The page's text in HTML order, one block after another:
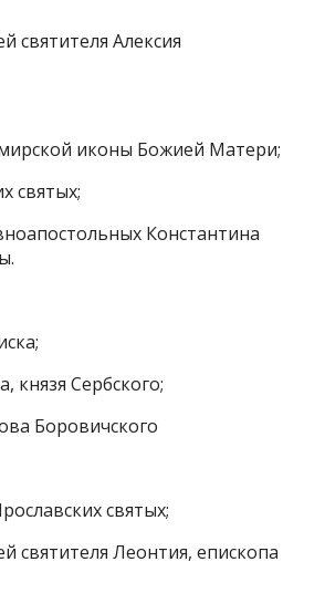
святителя Алексия
иконы Божией Матери;
святых;
Константина
князя Сербского;
Боровичского
святых;
святителя Леонтия, епископа